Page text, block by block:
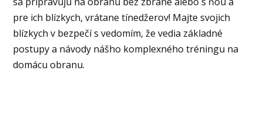
pre ich blízkych, vrátane tínedžerov! Majte svojich
blízkych v bezpečí s vedomím, že vedia základné
postupy a návody nášho komplexného tréningu na
domácu obranu.